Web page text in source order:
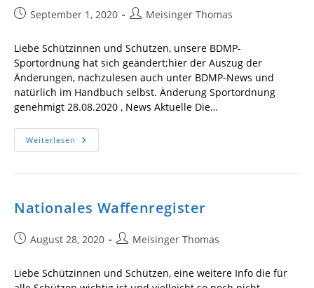
BeitragSeptember 1, 2020
Beitrags-
Meisinger Thomas
Liebe Schützinnen und Schützen, unsere BDMP-
Sportordnung hat sich geändert;hier der Auszug der
Änderungen, nachzulesen auch unter BDMP-News und
natürlich im Handbuch selbst. Änderung Sportordnung
genehmigt 28.08.2020 , News Aktuelle Die…
Weiterlesen Änderung
Sportordnung
Nationales Waffenregister
BeitragAugust 28, 2020
Beitrags-
Meisinger Thomas
Liebe Schützinnen und Schützen, eine weitere Info die für